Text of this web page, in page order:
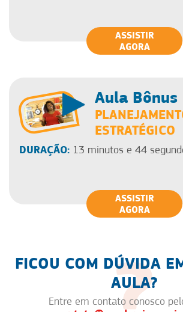
ASSISTIR
AGORA
Aula Bônus
ESTRATÉGICO
DURAÇÃO:13 minutos e 44
ASSISTIR
AGORA
FICOU COM DÚVIDA
AULA?
Entre em contato conosco